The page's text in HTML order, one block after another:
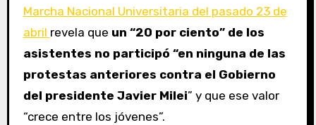
Marcha Nacional Universitaria del pasado 23 de
abril revela que un “20 por ciento” de los
asistentes no participó “en ninguna de las
protestas anteriores contra el Gobierno
del presidente Javier Milei” y que ese valor
“crece entre los jóvenes”.